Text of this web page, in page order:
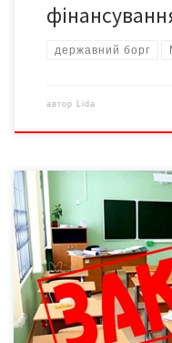
державний борг
автор Lida
В Україні перед
200 шкіл, але серед них є
тимчасово. Про це
відповідь на запит
що перед початком
закрилося 120 шкіл.
малокомплектних шкіл